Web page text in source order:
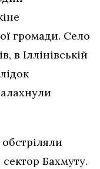
громади. Село
в Іллінівській
Бахмуту.